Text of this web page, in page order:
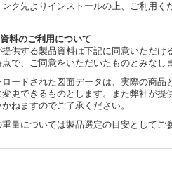
ク先よりインストールの上、ご利用く
料のご利用について
供する製品資料は下記に同意いただけ
で、ご同意をいただいたものとみなし
ロードされた図面データは、実際の商
変更できるものとします。また弊社が
ねますのでご了承ください。
量については製品選定の目安としてご